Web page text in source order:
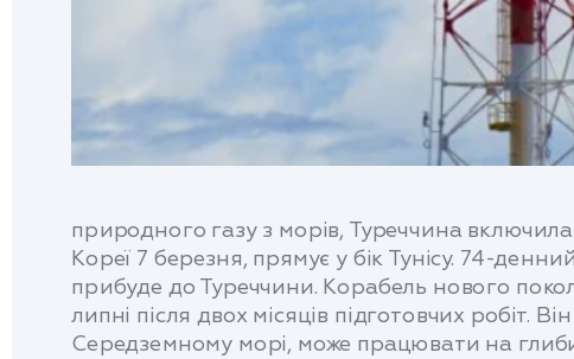
природного газу з морів, Туреччина
Кореї 7 березня, прямує у бік Тунісу. 74-
прибуде до Туреччини. Корабель нового
липні після двох місяців підготовчих
Середземному морі, може працювати на